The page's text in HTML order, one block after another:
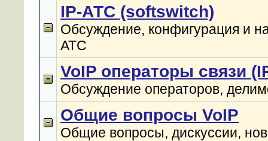
IP-АТС (softswitch)
Обсуждение, конфигурация и
АТС
VoIP операторы связи
Обсуждение операторов,
Общие вопросы VoIP
Общие вопросы, дискуссии,